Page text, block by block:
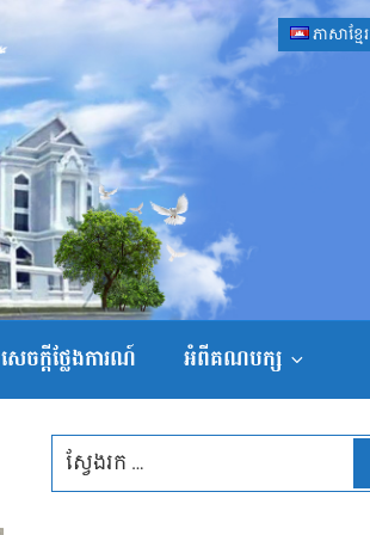
ភាសាខ្មែរ
សេចក្ដីថ្លែងការណ៍ អំពីគណបក្ស